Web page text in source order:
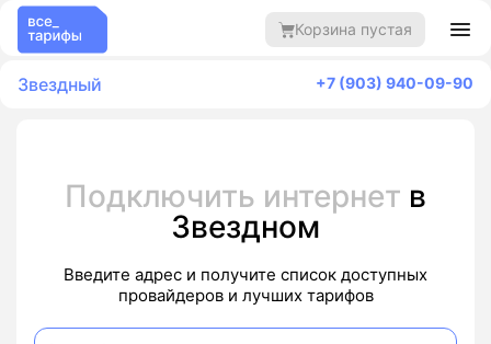
Корзина пустая
Звездный +7 (903) 940-09-90
Подключить интернет в
Звездном
Введите адрес и получите список доступных
провайдеров и лучших тарифов